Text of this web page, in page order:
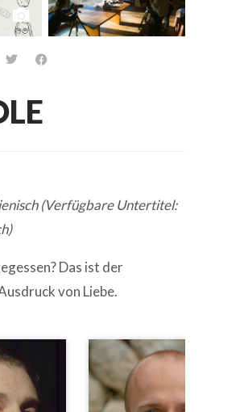
(Verfügbare Untertitel:
Das ist der
von Liebe.